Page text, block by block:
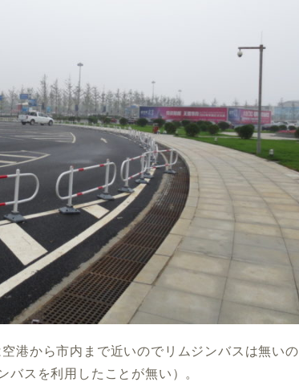
港から市内まで近いのでリムジンバスは無いの
スを利用したことが無い）。